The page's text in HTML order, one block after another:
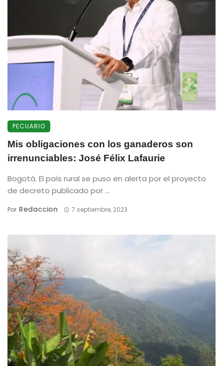
PECUARIO
Mis obligaciones con los ganaderos son
irrenunciables: José Félix Lafaurie
Bogotá. El país rural se puso en alerta por el proyecto
de decreto publicado por ...
Por Redaccion 7 septiembre, 2023